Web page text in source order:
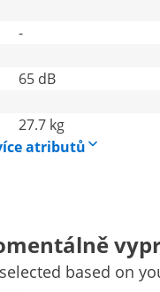
-
65 dB
27.7 kg
atributů
based on